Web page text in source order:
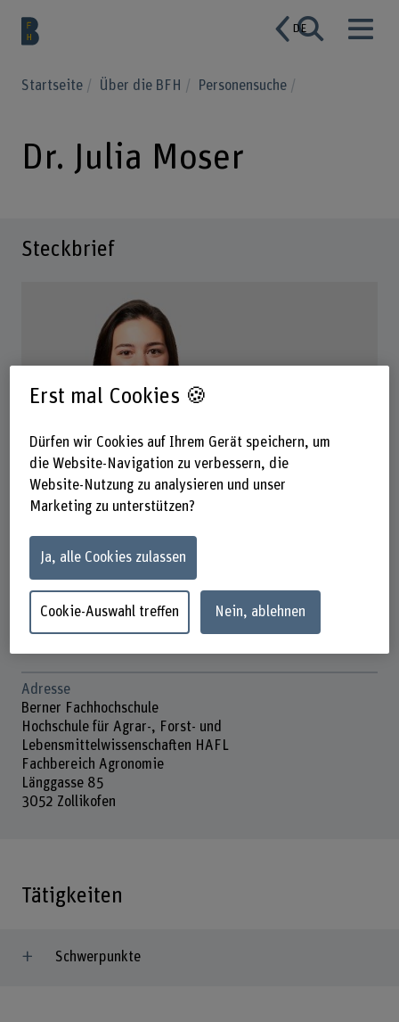
DE
Startseite Über die BFH Personensuche
Dr. Julia Moser
Steckbrief
Dr. Julia Moser
Wiss. Mitarbeiterin/Projektleiterin
E-Mail anzeigen
Adresse
Berner Fachhochschule
Hochschule für Agrar-, Forst- und
Lebensmittelwissenschaften HAFL
Fachbereich Agronomie
Länggasse 85
3052 Zollikofen
Tätigkeiten
Schwerpunkte
Erst mal Cookies 🍪
Dürfen wir Cookies auf Ihrem Gerät speichern, um
die Website-Navigation zu verbessern, die
Website-Nutzung zu analysieren und unser
Marketing zu unterstützen?
Ja, alle Cookies zulassen
Cookie-Auswahl treffen Nein, ablehnen